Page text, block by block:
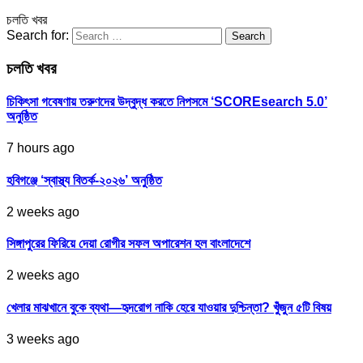
চলতি খবর
Search for:
চলতি খবর
চিকিৎসা গবেষণায় তরুণদের উদ্বুদ্ধ করতে নিপসমে ‘SCOREsearch 5.0’
অনুষ্ঠিত
7 hours ago
হবিগঞ্জে ‘স্বাস্থ্য বিতর্ক-২০২৬’ অনুষ্ঠিত
2 weeks ago
সিঙ্গাপুরের ফিরিয়ে দেয়া রোগীর সফল অপারেশন হল বাংলাদেশে
2 weeks ago
খেলার মাঝখানে বুকে ব্যথা—হৃদরোগ নাকি হেরে যাওয়ার দুশ্চিন্তা? খুঁজুন ৫টি বিষয়
3 weeks ago